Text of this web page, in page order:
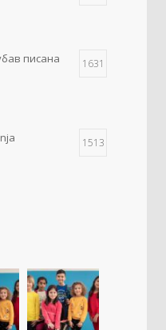
писана
1631
1513
Добоја 1429